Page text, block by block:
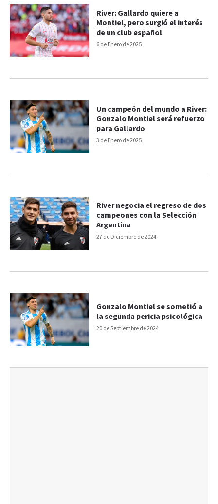
6 de Enero de 2025
River: Gallardo quiere a
Montiel, pero surgió el interés
de un club español
3 de Enero de 2025
Un campeón del mundo a River:
Gonzalo Montiel será refuerzo
para Gallardo
27 de Diciembre de 2024
River negocia el regreso de dos
campeones con la Selección
Argentina
20 de Septiembre de 2024
Gonzalo Montiel se sometió a
la segunda pericia psicológica